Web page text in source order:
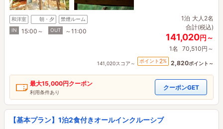
和洋室 朝・夕
禁煙ルーム
IN
15:00～ OUT ～11:00
1泊 大人2名
合計(税込)
141,020円～
1名 70,510円～
141,020スコア～ ポイント 2% 2,820ポイント～
最大15,000円クーポン
利用条件あり
クーポンGET
【基本プラン】1泊2食付きオールインクルーシブ